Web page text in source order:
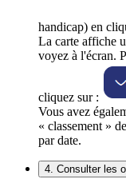
handicap) en
La carte affiche
voyez à l'écran.
cliquez sur :
Vous avez
« classement »
par date.
4. Consulter les